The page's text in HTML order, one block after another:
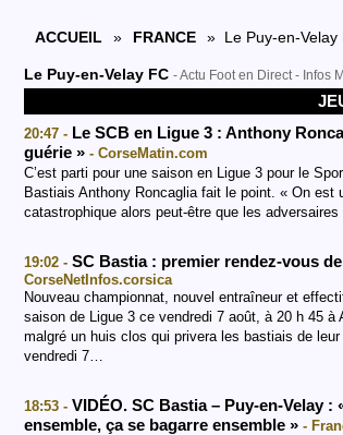
ACCUEIL » FRANCE » Le Puy-en-Velay
Le Puy-en-Velay FC - Actu Foot en Direct - Infos
20:47 - Le SCB en Ligue 3 : Anthony
guérie » - CorseMatin.com
C’est parti pour une saison en Ligue 3 pour le
Bastiais Anthony Roncaglia fait le point. « On
catastrophique alors peut-être que les
19:02 - SC Bastia : premier rendez-vous
CorseNetInfos.corsica
Nouveau championnat, nouvel entraîneur et
saison de Ligue 3 ce vendredi 7 août, à 20 h 45 à
malgré un huis clos qui privera les bastiais de
vendredi 7…
18:53 - VIDÉO. SC Bastia – Puy-en-Velay :
ensemble, ça se bagarre ensemble » -